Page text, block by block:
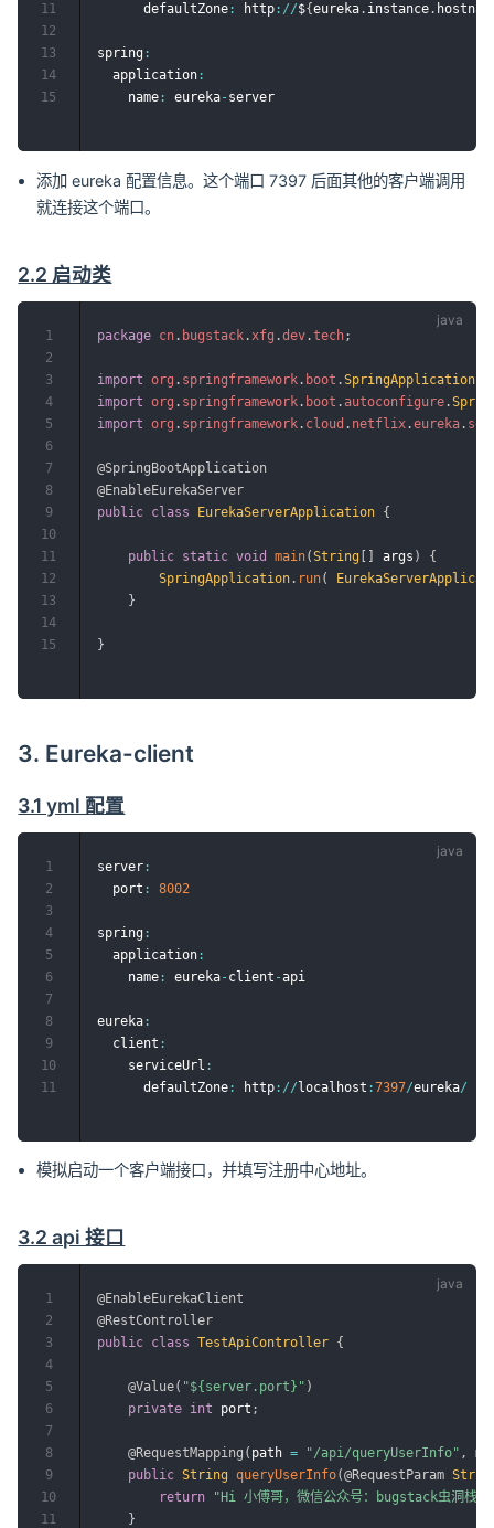
      defaultZone
: http : //${eureka . instance .
spring :
  application
:
    name
: eureka-
11
12
13
14
15
添加 eureka 配置信息。这个端口 7397 后面其他的客户端调用
就连接这个端口。
2.2 启动类
package cn . bugstack . xfg .dev .tech ;
import org . springframework . boot .SpringApplication
import org . springframework . boot .autoconfigure .
import org . springframework . cloud . netflix .eureka .
@SpringBootApplication
@EnableEurekaServer
public class EurekaServerApplication {
public static void main(String [ ] args )
{
SpringApplication . run(
}
}
1
2
3
4
5
6
7
8
9
10
11
12
13
14
15
3. Eureka-client
3.1 yml 配置
server :
  port
: 8002
spring :
  application
:
    name
: eureka- client -api
eureka :
  client
:
    serviceUrl
:
      defaultZone
: http : //localhost :7397/eureka/
1
2
3
4
5
6
7
8
9
10
11
模拟启动一个客户端接口，并填写注册中心地址。
3.2 api 接口
@EnableEurekaClient
@RestController
public class TestApiController {
@Value( "${server.port}" )
private int port ;
@RequestMapping ( path = "/api/queryUserInfo" ,
public String queryUserInfo(@RequestParam
return
"Hi 小傅哥，微信公众号：bugstack虫洞栈
}
1
2
3
4
5
6
7
8
9
10
11